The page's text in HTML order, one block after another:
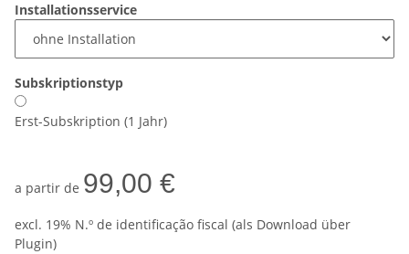
Installationsservice
Subskriptionstyp
Erst-Subskription (1 Jahr)
a partir de 99,00 €
excl. 19% N.º de identificação fiscal (als Download über
Plugin)